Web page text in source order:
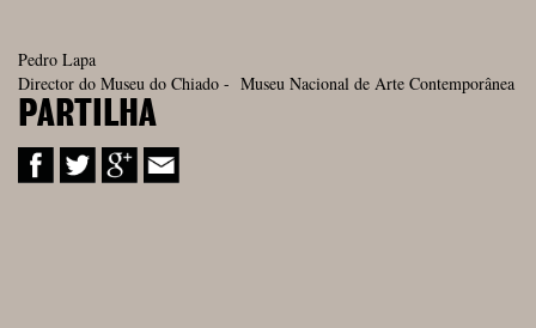
Pedro Lapa
Director do Museu do Chiado - Museu Nacional de Arte Contemporânea
PARTILHA